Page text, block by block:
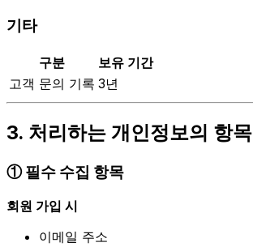
기타
구분
보유 기간
고객 문의 기록 3년
3. 처리하는 개인정보의 항목
① 필수 수집 항목
회원 가입 시
이메일 주소